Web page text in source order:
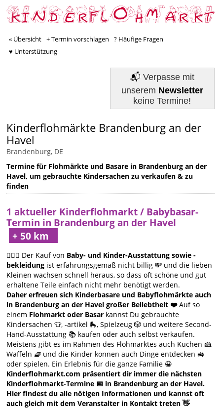
« Übersicht + Termin vorschlagen
? Häufige Fragen
♥ Unterstützung
📬 Verpasse mit
unserem Newsletter
keine Termine!
Kinderflohmärkte Brandenburg an der
Havel
Brandenburg, DE
Termine für Flohmärkte und Basare in Brandenburg an der
Havel, um gebrauchte Kindersachen zu verkaufen & zu
finden
1 aktueller Kinderflohmarkt / Babybasar-
Termin in Brandenburg an der Havel
🙋🏻‍♀️ Der Kauf von Baby- und Kinder-Ausstattung sowie -
bekleidung ist erfahrungsgemäß nicht billig 💸 und die lieben
Kleinen wachsen schnell heraus, so dass oft schöne und gut
erhaltene Teile einfach nicht mehr benötigt werden.
Daher erfreuen sich Kinderbasare und Babyflohmärkte auch
in Brandenburg an der Havel großer Beliebtheit ❤️Auf so
einem Flohmarkt oder Basar kannst Du gebrauchte
Kindersachen 👕, -artikel 🛼, Spielzeug 🎲 und weitere Second-
Hand-Ausstattung 📚 kaufen oder auch selbst verkaufen.
Meistens gibt es im Rahmen des Flohmarktes auch Kuchen 🍰,
Waffeln 🧇 und die Kinder können auch Dinge entdecken 🚜
oder spielen. Ein Erlebnis für die ganze Familie 😀
Kinderflohmarkt.com präsentiert dir immer die nächsten
Kinderflohmarkt-Termine 📅 in Brandenburg an der Havel.
Hier findest du alle nötigen Informationen und kannst oft
auch gleich mit dem Veranstalter in Kontakt treten 👋